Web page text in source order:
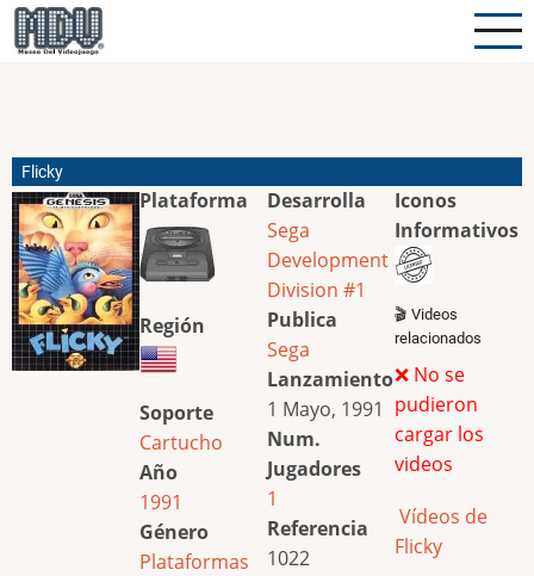
Pasar
al
Flicky
Plataforma
Región
Soporte
Cartucho
Año
1991
Género
Plataformas
Desarrolla
Sega
Development
Division #1
Publica
Sega
Lanzamiento
1 Mayo, 1991
Num.
Jugadores
1
Referencia
1022
Iconos
Informativos
🎬 Videos
relacionados
❌ No se
pudieron
cargar los
videos
Vídeos de
Flicky